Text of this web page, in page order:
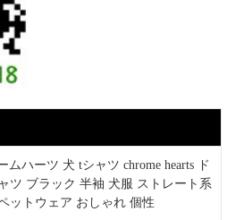
ムハーツ 犬 tシャツ chrome hearts ド
ツ ブラック 半袖 犬服 ストレート系
ットウェア おしゃれ 個性